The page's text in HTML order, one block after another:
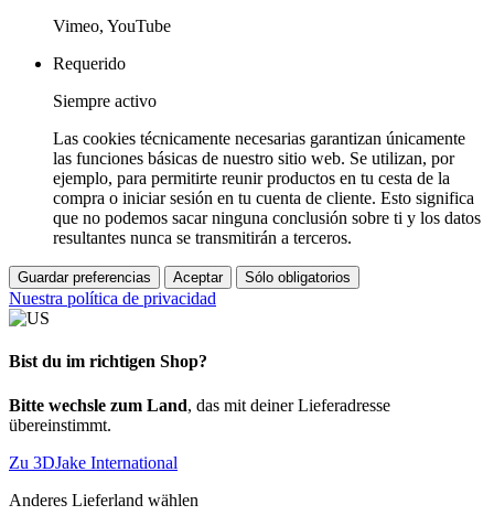
Vimeo, YouTube
Requerido
Siempre activo
Las cookies técnicamente necesarias garantizan únicamente
las funciones básicas de nuestro sitio web. Se utilizan, por
ejemplo, para permitirte reunir productos en tu cesta de la
compra o iniciar sesión en tu cuenta de cliente. Esto significa
que no podemos sacar ninguna conclusión sobre ti y los datos
resultantes nunca se transmitirán a terceros.
Guardar preferencias Aceptar Sólo obligatorios
Nuestra política de privacidad
Bist du im richtigen Shop?
Bitte wechsle zum Land, das mit deiner Lieferadresse
übereinstimmt.
Zu 3DJake International
Anderes Lieferland wählen